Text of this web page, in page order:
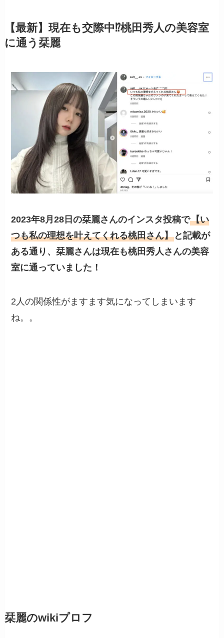
【最新】現在も交際中⁉︎桃田秀人の美容室
に通う栞麗
2023年8月28日の栞麗さんのインスタ投稿で【い
つも私の理想を叶えてくれる桃田さん】 と記載が
ある通り、栞麗さんは現在も桃田秀人さんの美容
室に通っていました！
2人の関係性がますます気になってしまいます
ね。。
栞麗のwikiプロフ